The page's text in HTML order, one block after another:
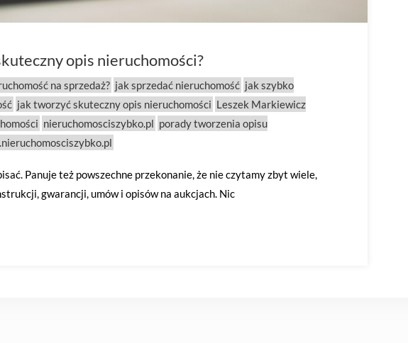
opis nieruchomości?
na sprzedaż? jak sprzedać nieruchomość jak szybko
jak tworzyć skuteczny opis nieruchomości Leszek Markiewicz
nieruchomosciszybko.pl porady tworzenia opisu
Panuje też powszechne przekonanie, że nie czytamy zbyt wiele,
gwarancji, umów i opisów na aukcjach. Nic